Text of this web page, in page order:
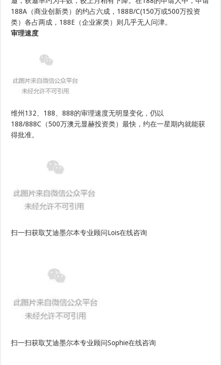
188A（商业创新类）的约占六成，188B/C(150万或500万投资
类）各占两成，188E（企业家类）则几乎无人问津。
审理速度
维州132、188、888的审理速度无明显变化，仍以
188/888C（500万澳元显赫投资类）最快，约在一星期内就能获
得批准。
扫一扫获取艾迪墨尔本专业顾问Lois在线咨询
扫一扫获取艾迪墨尔本专业顾问Sophie在线咨询